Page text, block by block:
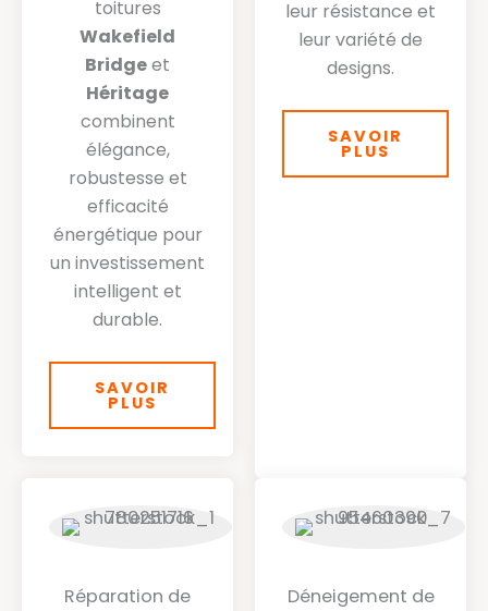
toitures
Wakefield
Bridgeet
Héritage
combinent
élégance,
robustesse et
efficacité
énergétique pour
un investissement
intelligent et
durable.
SAVOIR
PLUS
leur résistance et
leur variété de
designs.
SAVOIR
PLUS
Réparation de
Déneigement de